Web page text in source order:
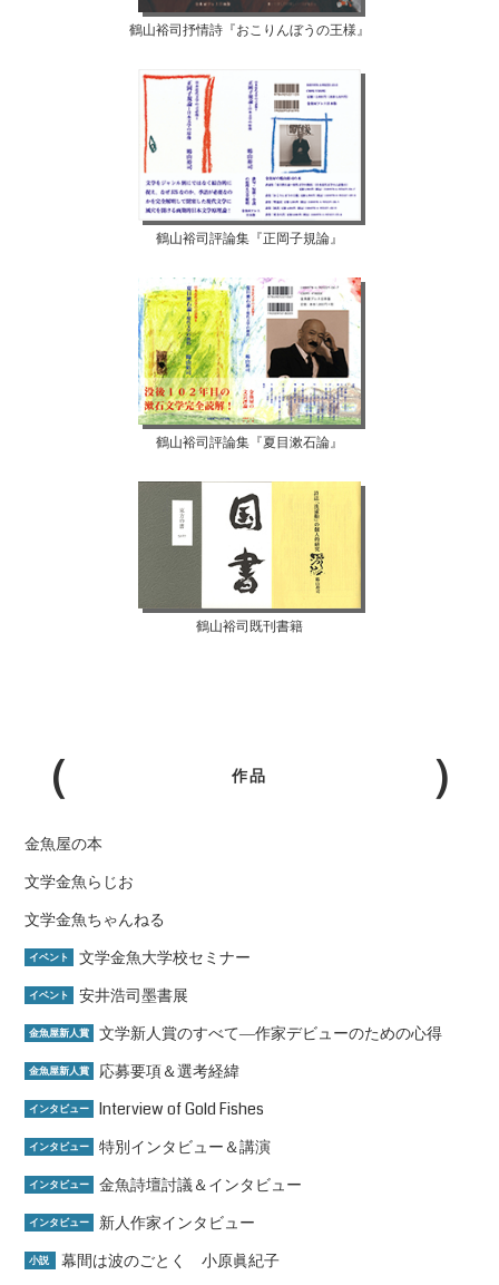
鶴山裕司抒情詩『おこりんぼうの王様』
鶴山裕司評論集『正岡子規論』
鶴山裕司評論集『夏目漱石論』
鶴山裕司既刊書籍
作品
金魚屋の本
文学金魚らじお
文学金魚ちゃんねる
イベント 文学金魚大学校セミナー
イベント 安井浩司墨書展
金魚屋新人賞 文学新人賞のすべて―作家デビューのための心得
金魚屋新人賞 応募要項＆選考経緯
インタビュー Interview of Gold Fishes
インタビュー 特別インタビュー＆講演
インタビュー 金魚詩壇討議＆インタビュー
インタビュー 新人作家インタビュー
小説 幕間は波のごとく 小原眞紀子